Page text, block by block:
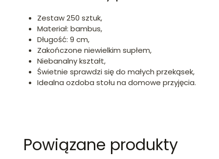
Zestaw 250 sztuk,
Materiał: bambus,
Długość: 9 cm,
Zakończone niewielkim supłem,
Niebanalny kształt,
Świetnie sprawdzi się do małych przekąsek,
Idealna ozdoba stołu na domowe przyjęcia.
Powiązane produkty